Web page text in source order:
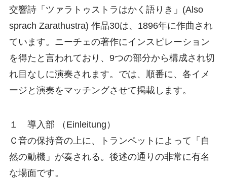
交響詩「ツァラトゥストラはかく語りき」(Also
sprach Zarathustra) 作品30は、1896年に作曲され
ています。ニーチェの著作にインスピレーション
を得たと言われており、9つの部分から構成され切
れ目なしに演奏されます。では、順番に、各イメ
ージと演奏をマッチングさせて掲載します。
１ 導入部 （Einleitung）
Ｃ音の保持音の上に、トランペットによって「自
然の動機」が奏される。後述の通りの非常に有名
な場面です。